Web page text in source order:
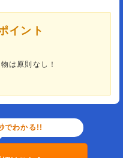
イント
は原則なし！
でわかる!!